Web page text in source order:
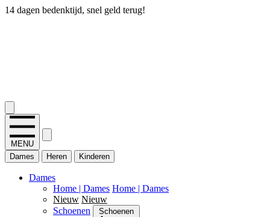
14 dagen bedenktijd, snel geld terug!
MENU
Dames
Heren Kinderen
Dames
Home | Dames Home | Dames
Nieuw Nieuw
Schoenen
Schoenen